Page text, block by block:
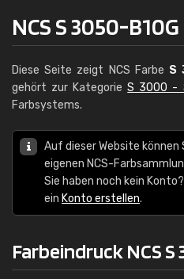
NCS S 3050-B10G
Diese Seite zeigt NCS Farbe S
gehört zur KategorieS 3000 -
Farbsystems.
Auf dieser Website
eigenen NCS-
Sie haben noch kein
ein Konto erstellen.
Farbeindruck NCS S